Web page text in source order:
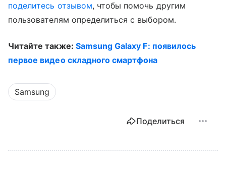
поделитесь отзывом, чтобы помочь другим
пользователям определиться с выбором.
Читайте также: Samsung Galaxy F: появилось
первое видео складного смартфона
Samsung
Поделиться